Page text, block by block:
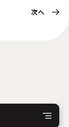
次へ